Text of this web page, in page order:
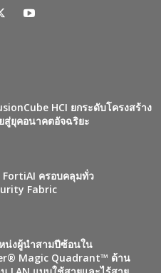
HCI ยกระดับโครงสร้าง
ยุคอนาคตอัจฉริยะ
FortiAI ครอบคลุมทั่ว
Fabric
น่งผู้นำสามปีซ้อนใน
Magic Quadrant™ ด้าน